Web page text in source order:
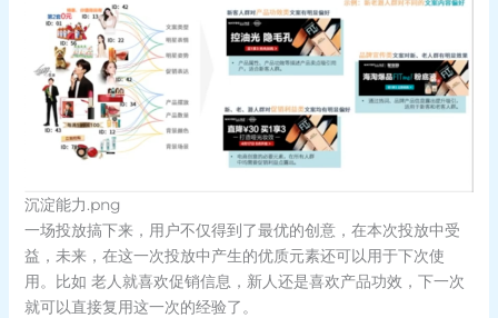
沉淀能力.png
一场投放搞下来，用户不仅得到了最优的创意，在本次投放中受
益，未来，在这一次投放中产生的优质元素还可以用于下次使
用。比如 老人就喜欢促销信息，新人还是喜欢产品功效，下一次
就可以直接复用这一次的经验了。